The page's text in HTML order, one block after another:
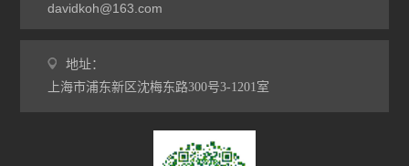
davidkoh@163.com
地址：
上海市浦东新区沈梅东路300号3-1201室